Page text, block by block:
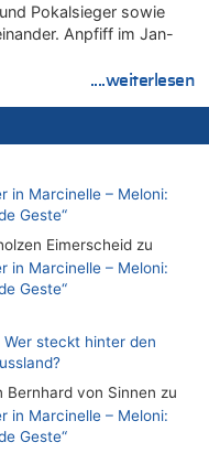
Pokalsieger sowie
Anpfiff im Jan-
....weiterlesen
in Marcinelle – Meloni:
Geste“
Eimerscheid zu
in Marcinelle – Meloni:
Geste“
steckt hinter den
von Sinnen zu
in Marcinelle – Meloni:
Geste“